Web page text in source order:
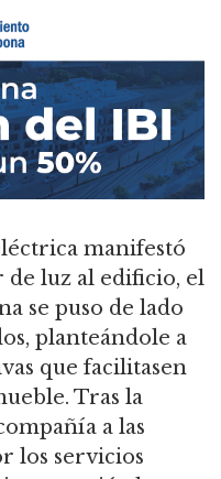
manifestó
de luz al edificio, el
se puso de lado
planteándole a
que facilitasen
Tras la
a las
los servicios